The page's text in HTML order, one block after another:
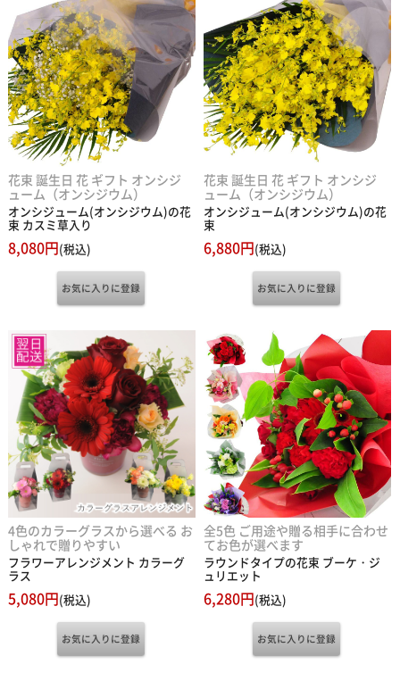
花束 誕生日 花 ギフト オンシジ
ューム（オンシジウム）
オンシジューム(オンシジウム)の花
束 カスミ草入り
8,080円(税込)
花束 誕生日 花 ギフト オンシジ
ューム（オンシジウム）
オンシジューム(オンシジウム)の花
束
6,880円(税込)
4色のカラーグラスから選べる お
しゃれで贈りやすい
フラワーアレンジメント カラーグ
ラス
5,080円(税込)
全5色 ご用途や贈る相手に合わせ
てお色が選べます
ラウンドタイプの花束 ブーケ・ジ
ュリエット
6,280円(税込)